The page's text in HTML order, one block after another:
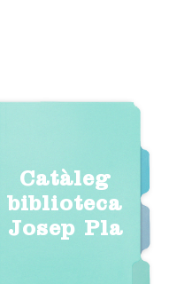
Catàleg
biblioteca
Josep Pla